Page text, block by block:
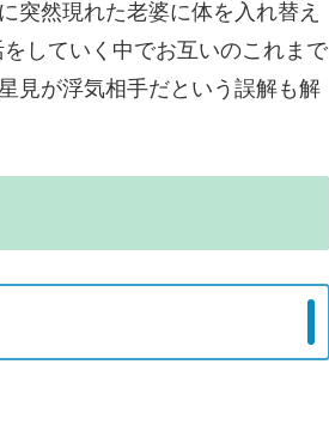
突然現れた老婆に体を入れ替え
していく中でお互いのこれまで
見が浮気相手だという誤解も解